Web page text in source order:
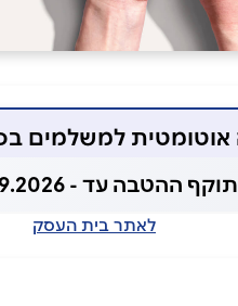
תוקף ההטבה עד - 08.09.2026
לאתר בית העסק